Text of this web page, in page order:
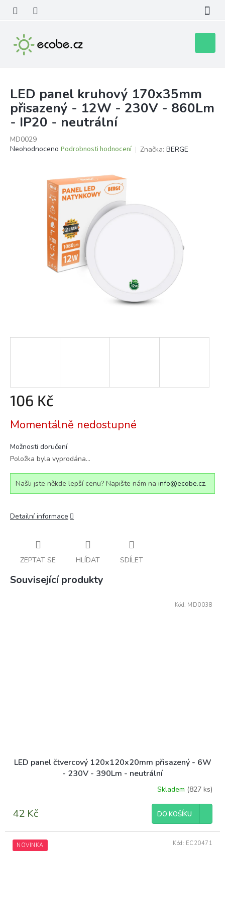
obsah
košík
LED panel kruhový 170x35mm
přisazený - 12W - 230V - 860Lm
- IP20 - neutrální
MD0029
Průměrné
Neohodnoceno Podrobnosti hodnocení Značka: BERGE
106 Kč
cena:
Momentálně nedostupné
Možnosti doručení
Položka byla vyprodána…
Našli jste někde lepší cenu? Napište nám na info@ecobe.cz.
Detailní informace
ZEPTAT SE HLÍDAT SDÍLET
Související produkty
LED panel čtvercový 120x120x20mm přisazený - 6W
- 230V - 390Lm - neutrální
Skladem (827 ks)
42 Kč DO KOŠÍKU
Kód: MD0038
NOVINKA Kód: EC20471